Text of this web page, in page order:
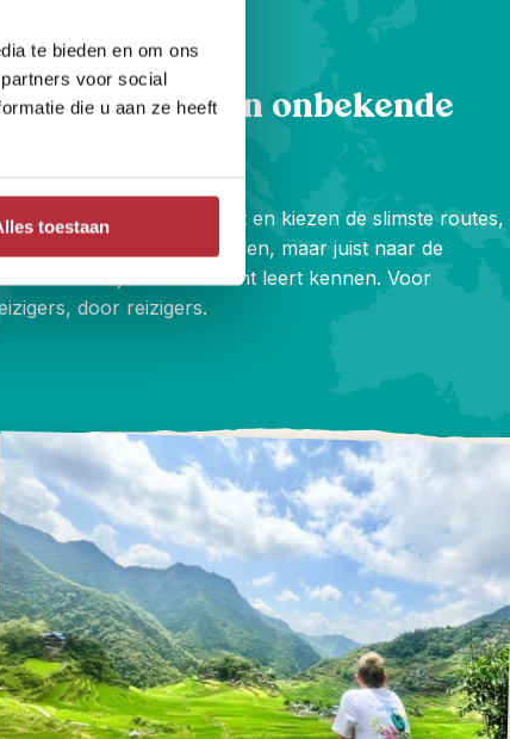
te bieden en om ons
voor social
die u aan ze heeft
toestaan
én onbekende
zijn er zelf vaak geweest en kiezen de slimste routes,
weg van de platgetrapte paden, maar juist naar de
plekken waar je het land écht leert kennen. Voor
door reizigers.